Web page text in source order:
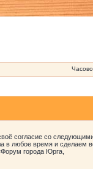
согласие со
в любое время и сделаем
города Юрга,